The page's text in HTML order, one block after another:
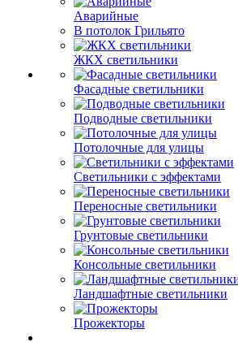
Аварийные
В потолок Грильято
ЖКХ светильники
Фасадные светильники
Подводные светильники
Потолочные для улицы
Светильники с эффектами
Переносные светильники
Грунтовые светильники
Консольные светильники
Ландшафтные светильники
Прожекторы